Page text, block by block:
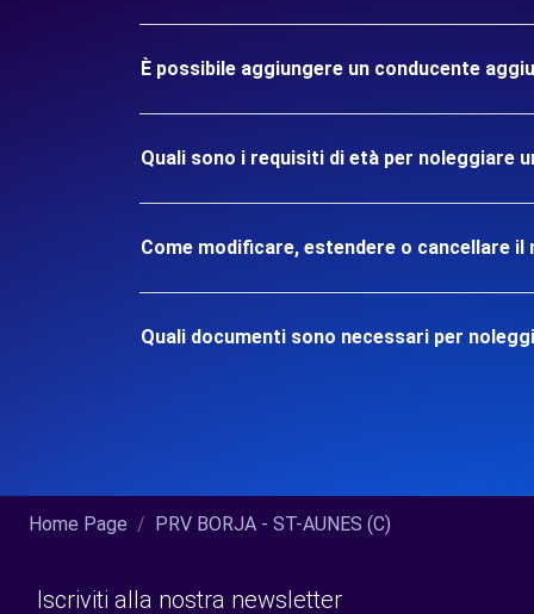
È possibile aggiungere un conducente
Quali sono i requisiti di età per noleggiare
Come modificare, estendere o cancellare il
Quali documenti sono necessari per
Home Page PRV BORJA - ST-AUNES (C)
Iscriviti alla nostra newsletter